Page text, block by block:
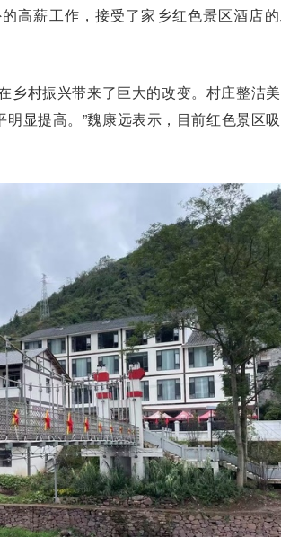
高薪工作，接受了家乡红色景区酒店
乡村振兴带来了巨大的改变。村庄整洁
显提高。”魏康远表示，目前红色景区